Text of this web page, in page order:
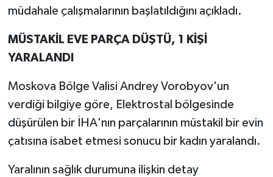
müdahale çalışmalarının başlatıldığını açıkladı.
MÜSTAKİL EVE PARÇA DÜŞTÜ, 1 KİŞİ
YARALANDI
Moskova Bölge Valisi Andrey Vorobyov'un
verdiği bilgiye göre, Elektrostal bölgesinde
düşürülen bir İHA'nın parçalarının müstakil bir evin
çatısına isabet etmesi sonucu bir kadın yaralandı.
Yaralının sağlık durumuna ilişkin detay